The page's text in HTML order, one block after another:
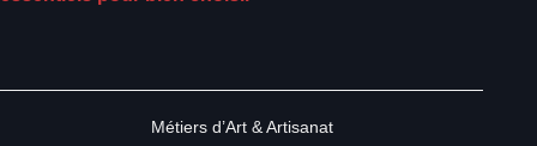
Métiers d’Art & Artisanat